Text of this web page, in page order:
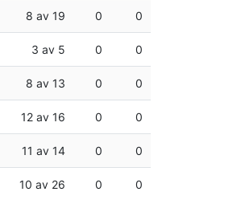
8 av 19 0 0
3 av 5 0 0
8 av 13 0 0
12 av 16 0 0
11 av 14 0 0
10 av 26 0 0